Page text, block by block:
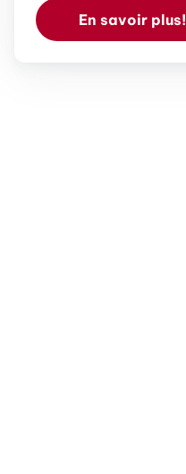
En savoir plus!